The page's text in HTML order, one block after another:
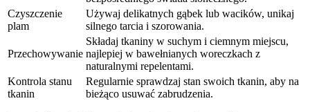
Czyszczenie
plam
Używaj delikatnych gąbek lub wacików, unikaj
silnego tarcia i szorowania.
Przechowywanie
Składaj tkaniny w suchym i ciemnym miejscu,
najlepiej w bawełnianych woreczkach z
naturalnymi repelentami.
Kontrola stanu
tkanin
Regularnie sprawdzaj stan swoich tkanin, aby na
bieżąco usuwać zabrudzenia.